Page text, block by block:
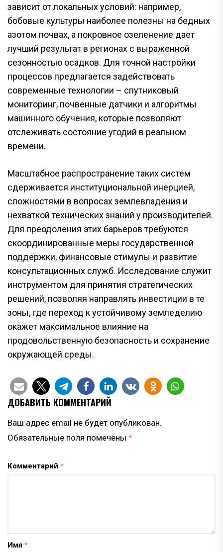
зависит от локальных условий: например,
бобовые культуры наиболее полезны на бедных
азотом почвах, а покровное озеленение дает
лучший результат в регионах с выраженной
сезонностью осадков. Для точной настройки
процессов предлагается задействовать
современные технологии – спутниковый
мониторинг, почвенные датчики и алгоритмы
машинного обучения, которые позволяют
отслеживать состояние угодий в реальном
времени.
Масштабное распространение таких систем
сдерживается институциональной инерцией,
сложностями в вопросах землевладения и
нехваткой технических знаний у производителей.
Для преодоления этих барьеров требуются
скоординированные меры государственной
поддержки, финансовые стимулы и развитие
консультационных служб. Исследование служит
инструментом для принятия стратегических
решений, позволяя направлять инвестиции в те
зоны, где переход к устойчивому земледелию
окажет максимальное влияние на
продовольственную безопасность и сохранение
окружающей среды.
ДОБАВИТЬ КОММЕНТАРИЙ
Ваш адрес email не будет опубликован.
Обязательные поля помечены *
Комментарий *
Имя *